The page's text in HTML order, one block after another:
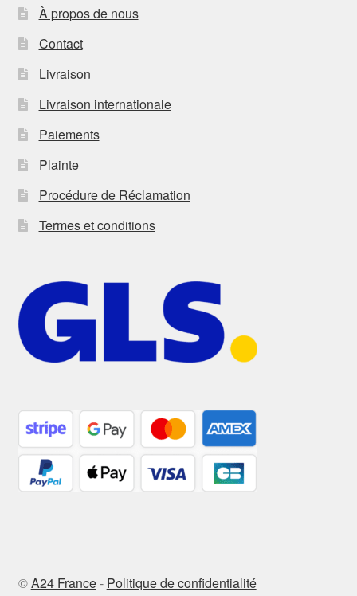
À propos de nous
Contact
Livraison
Livraison internationale
Paiements
Plainte
Procédure de Réclamation
Termes et conditions
©A24 France- Politique de confidentialité